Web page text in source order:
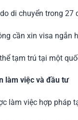
di chuyển trong 27
cần xin visa ngắn
tạm trú tại một
làm việc và đầu tư
làm việc hợp pháp